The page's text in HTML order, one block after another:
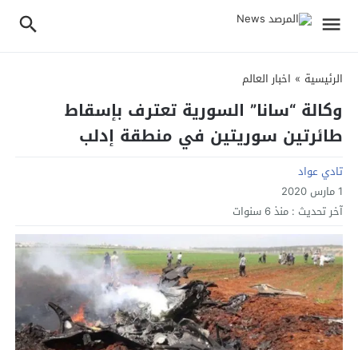
الرئيسية » اخبار العالم
وكالة “سانا” السورية تعترف بإسقاط
طائرتين سوريتين في منطقة إدلب
تادي عواد
1 مارس 2020
آخر تحديث : منذ 6 سنوات